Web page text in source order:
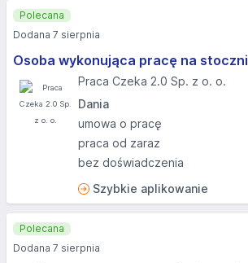
Osoba wykonująca pracę na stoczni
Praca Czeka 2.0 Sp. z o. o.
Dania
umowa o pracę
praca od zaraz
bez doświadczenia
Szybkie aplikowanie
Polecana
Dodana 7 sierpnia
Polecana
Dodana 7 sierpnia